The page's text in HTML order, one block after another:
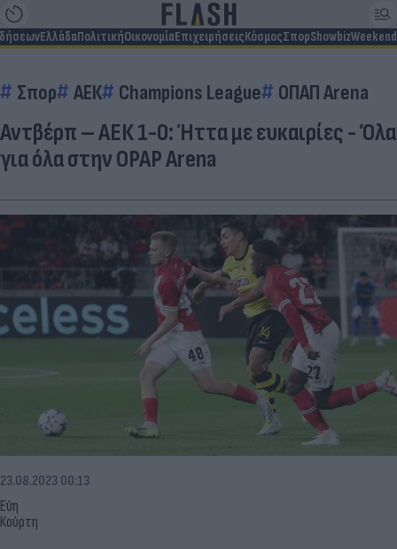
ΕλλάδαΠολιτικήΟικονομίαΕπιχειρήσειςΚόσμοςΣπορShowbizWeekend
Σπορ ΑΕΚ Champions League ΟΠΑΠ Arena
Αντβέρπ – ΑΕΚ 1-0: Ήττα με ευκαιρίες - Όλα
για όλα στην OPAP Arena
Εύη
Κούρτη
23.08.2023 00:13